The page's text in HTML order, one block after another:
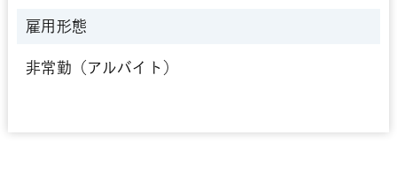
雇用形態
非常勤（アルバイト）